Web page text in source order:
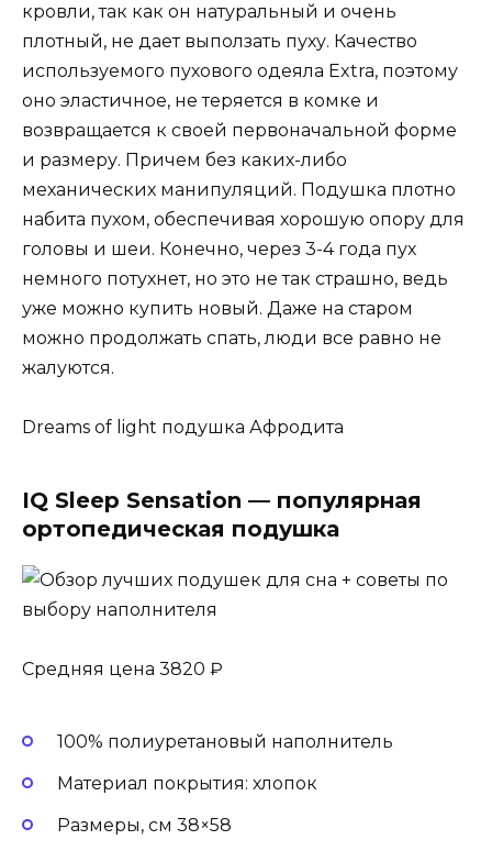
кровли, так как он натуральный и очень
плотный, не дает выползать пуху. Качество
используемого пухового одеяла Extra, поэтому
оно эластичное, не теряется в комке и
возвращается к своей первоначальной форме
и размеру. Причем без каких-либо
механических манипуляций. Подушка плотно
набита пухом, обеспечивая хорошую опору для
головы и шеи. Конечно, через 3-4 года пух
немного потухнет, но это не так страшно, ведь
уже можно купить новый. Даже на старом
можно продолжать спать, люди все равно не
жалуются.
Dreams of light подушка Афродита
IQ Sleep Sensation — популярная
ортопедическая подушка
Средняя цена 3820 ₽
100% полиуретановый наполнитель
Материал покрытия: хлопок
Размеры, см 38×58